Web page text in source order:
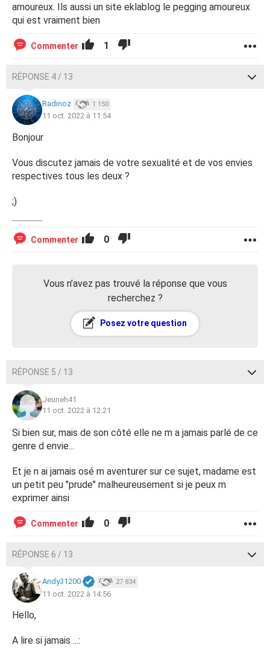
amoureux. Ils aussi un site eklablog le pegging amoureux
qui est vraiment bien
Commenter 1
RÉPONSE 4 / 13
Radinoz 1 150
11 oct. 2022 à 11:54
Bonjour
Vous discutez jamais de votre sexualité et de vos envies
respectives tous les deux ?
;)
Commenter 0
Vous n’avez pas trouvé la réponse que vous
recherchez ?
Posez votre question
RÉPONSE 5 / 13
Jeuneh41
11 oct. 2022 à 12:21
Si bien sur, mais de son côté elle ne m a jamais parlé de ce
genre d envie...
Et je n ai jamais osé m aventurer sur ce sujet, madame est
un petit peu "prude" malheureusement si je peux m
exprimer ainsi
Commenter 0
RÉPONSE 6 / 13
Andy31200 27 834
11 oct. 2022 à 14:56
Hello,
A lire si jamais ...: